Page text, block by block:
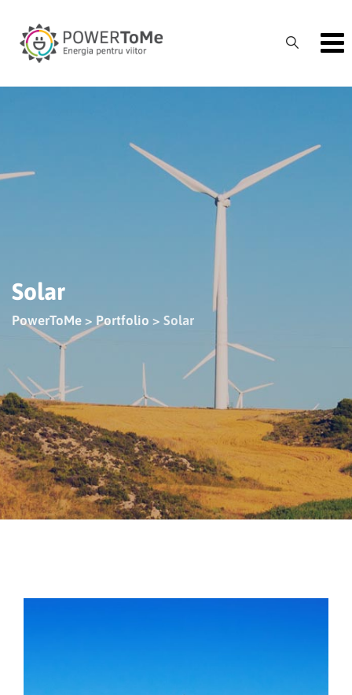
content
Solar
PowerToMe > Portfolio > Solar